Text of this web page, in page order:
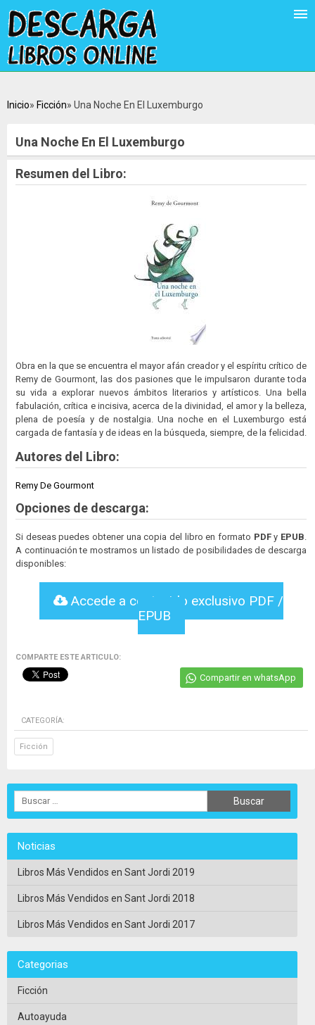
Inicio Ficción Una Noche En El Luxemburgo
Una Noche En El Luxemburgo
Resumen del Libro:
Obra en la que se encuentra el mayor afán creador y el espíritu crítico de
Remy de Gourmont, las dos pasiones que le impulsaron durante toda
su vida a explorar nuevos ámbitos literarios y artísticos. Una bella
fabulación, crítica e incisiva, acerca de la divinidad, el amor y la belleza,
plena de poesía y de nostalgia. Una noche en el Luxemburgo está
cargada de fantasía y de ideas en la búsqueda, siempre, de la felicidad.
Autores del Libro:
Remy De Gourmont
Opciones de descarga:
Si deseas puedes obtener una copia del libro en formato PDFy EPUB
A continuación te mostramos un listado de posibilidades de descarga
disponibles:
Accede a contenido exclusivo PDF /
EPUB
COMPARTE ESTE ARTICULO:
Compartir en whatsApp
CATEGORÍA:
Ficción
Noticias
Libros Más Vendidos en Sant Jordi 2019
Libros Más Vendidos en Sant Jordi 2018
Libros Más Vendidos en Sant Jordi 2017
Categorias
Ficción
Autoayuda